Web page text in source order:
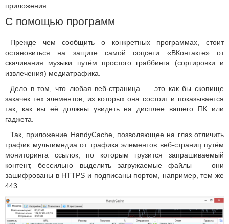
приложения.
С помощью программ
Прежде чем сообщить о конкретных программах, стоит
остановиться на защите самой соцсети «ВКонтакте» от
скачивания музыки путём простого граббинга (сортировки и
извлечения) медиатрафика.
Дело в том, что любая веб-страница — это как бы скопище
закачек тех элементов, из которых она состоит и показывается
так, как вы её должны увидеть на дисплее вашего ПК или
гаджета.
Так, приложение HandyCache, позволяющее на глаз отличить
трафик мультимедиа от трафика элементов веб-страниц путём
мониторинга ссылок, по которым грузится запрашиваемый
контент, бессильно выделить загружаемые файлы — они
зашифрованы в HTTPS и подписаны портом, например, тем же
443.